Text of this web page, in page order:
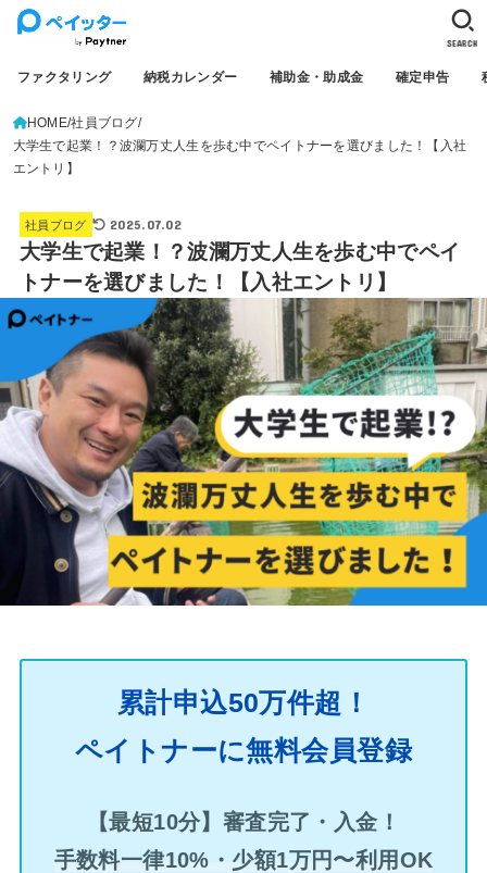
ファクタリング 納税カレンダー 補助金・助成金 確定申告
SEARCH
HOME 社員ブログ
大学生で起業！？波瀾万丈人生を歩む中でペイトナーを選びました！【入社
エントリ】
社員ブログ 2025.07.02
大学生で起業！？波瀾万丈人生を歩む中でペイ
トナーを選びました！【入社エントリ】
累計申込50万件超！
ペイトナーに無料会員登録
【最短10分】審査完了・入金！
手数料一律10%・少額1万円〜利用OK